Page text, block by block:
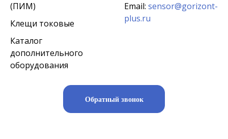
(ПИМ)
Клещи токовые
Каталог
дополнительного
оборудования
Email: sensor@gorizont-
plus.ru
Обратный звонок